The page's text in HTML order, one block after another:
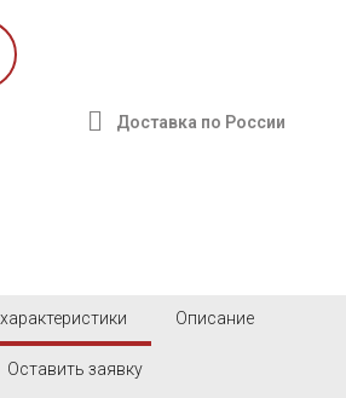
Доставка по России
Описание
Оставить заявку